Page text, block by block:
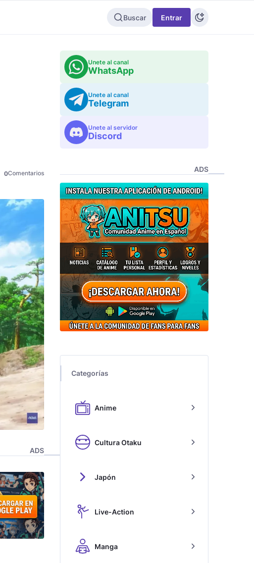
Buscar Entrar
0Comentarios
ADS
Unete al canal
WhatsApp
Unete al canal
Telegram
Unete al servidor
Discord
ADS
Categorías
Anime
Cultura Otaku
Japón
Live-Action
Manga